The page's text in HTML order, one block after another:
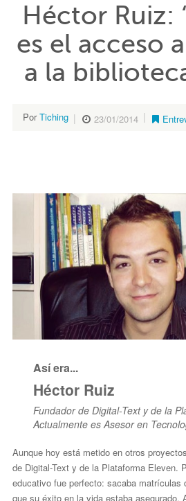
Héctor Ruiz:
es el acceso
a la
PorTiching 23/01/2014
Así era...
Héctor Ruiz
Fundador de Digital-Text y de la
Actualmente es Asesor en
Aunque hoy está metido en otros
de Digital-Text y de la Plataforma Eleven.
educativo fue perfecto: sacaba matrículas
que su éxito en la vida estaba asegurado.